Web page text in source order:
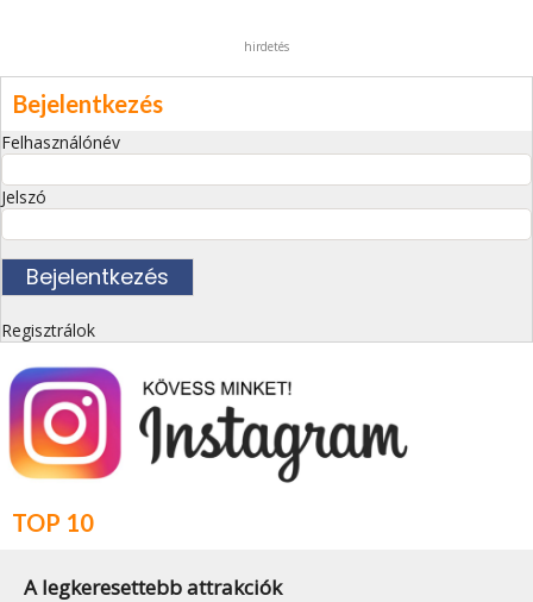
hirdetés
Bejelentkezés
Felhasználónév
Jelszó
Regisztrálok
TOP 10
A legkeresettebb attrakciók